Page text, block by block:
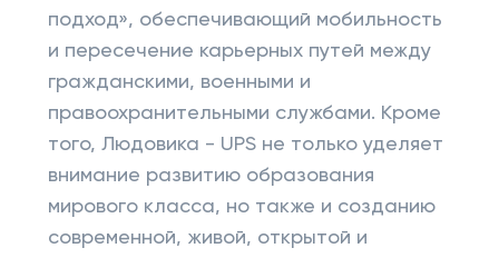
подход», обеспечивающий мобильность
и пересечение карьерных путей между
гражданскими, военными и
правоохранительными службами. Кроме
того, Людовика - UPS не только уделяет
внимание развитию образования
мирового класса, но также и созданию
современной, живой, открытой и